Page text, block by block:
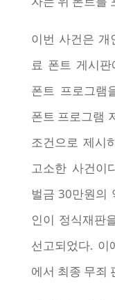
이번 사건은 개
료 폰트 게시
폰트 프로그램
폰트 프로그램
조건으로 제시
고소한 사건이
벌금 30만원의
인이 정식재판
선고되었다. 이
에서 최종 무죄